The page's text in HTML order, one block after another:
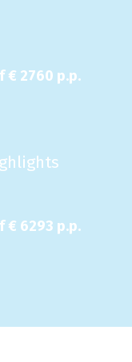
€ 2760 p.p.
€ 6293 p.p.